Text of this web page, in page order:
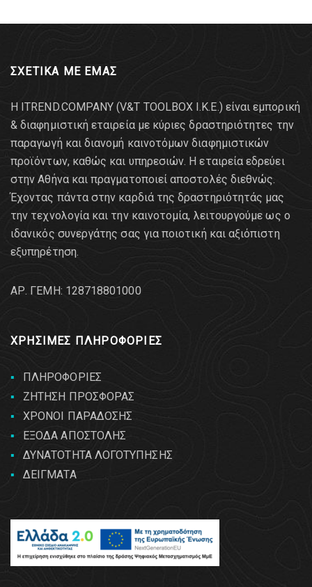
ΣΧΕΤΙΚΑ ΜΕ ΕΜΑΣ
Η ITREND.COMPANY (V&T TOOLBOX Ι.Κ.Ε.) είναι εμπορική
& διαφημιστική εταιρεία με κύριες δραστηριότητες την
παραγωγή και διανομή καινοτόμων διαφημιστικών
προϊόντων, καθώς και υπηρεσιών. Η εταιρεία εδρεύει
στην Αθήνα και πραγματοποιεί αποστολές διεθνώς.
Έχοντας πάντα στην καρδιά της δραστηριότητάς μας
την τεχνολογία και την καινοτομία, λειτουργούμε ως ο
ιδανικός συνεργάτης σας για ποιοτική και αξιόπιστη
εξυπηρέτηση.
AΡ. ΓΕΜΗ: 128718801000
ΧΡΗΣΙΜΕΣ ΠΛΗΡΟΦΟΡΙΕΣ
ΠΛΗΡΟΦΟΡΙΕΣ
ΖΗΤΗΣΗ ΠΡΟΣΦΟΡΑΣ
ΧΡΟΝΟΙ ΠΑΡΑΔΟΣΗΣ
ΕΞΟΔΑ ΑΠΟΣΤΟΛΗΣ
ΔΥΝΑΤΟΤΗΤΑ ΛΟΓΟΤΥΠΗΣΗΣ
ΔΕΙΓΜΑΤΑ